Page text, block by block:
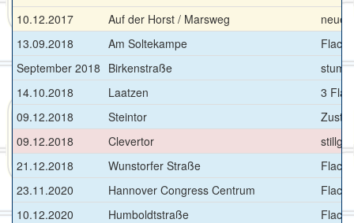
10.12.2017
Auf der Horst / Marsweg
neuer
13.09.2018
Am Soltekampe
September 2018 Birkenstraße
14.10.2018
Laatzen
3
09.12.2018
Steintor
09.12.2018
Clevertor
21.12.2018
Wunstorfer Straße
23.11.2020
Hannover Congress Centrum
10.12.2020
Humboldtstraße